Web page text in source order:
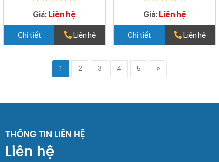
Giá: Liên hệ
Chi tiết Liên hệ
Giá: Liên hệ
Chi tiết Liên hệ
1 2 3 4 5 »
THÔNG TIN LIÊN HỆ
Liên hệ